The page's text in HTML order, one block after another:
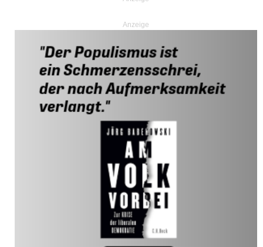
Anzeige